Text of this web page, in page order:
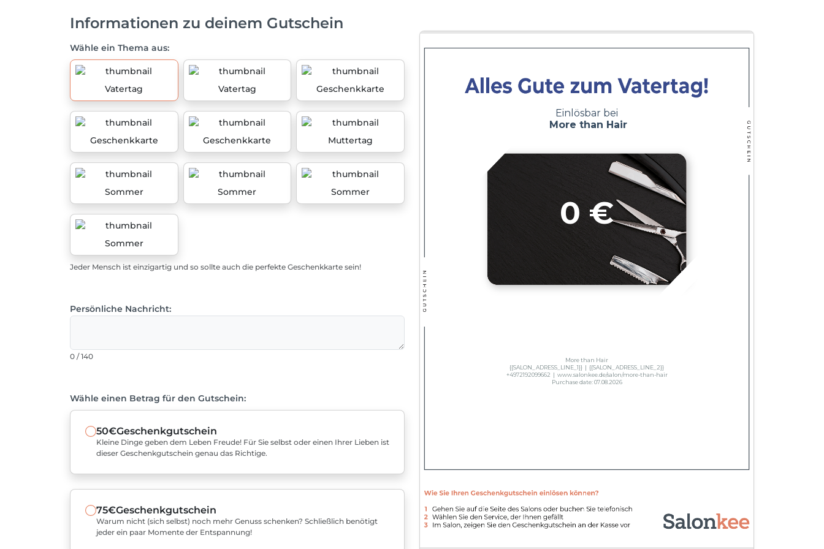
Informationen zu deinem Gutschein
Wähle ein Thema aus:
Vatertag Vatertag Geschenkkarte
Geschenkkarte Geschenkkarte Muttertag
Sommer Sommer Sommer
Sommer
Jeder Mensch ist einzigartig und so sollte auch die perfekte Geschenkkarte sein!
Persönliche Nachricht:
0 / 140
Wähle einen Betrag für den Gutschein:
50€Geschenkgutschein
Kleine Dinge geben dem Leben Freude! Für Sie selbst oder einen Ihrer Lieben ist
dieser Geschenkgutschein genau das Richtige.
75€Geschenkgutschein
Warum nicht (sich selbst) noch mehr Genuss schenken? Schließlich benötigt
jeder ein paar Momente der Entspannung!